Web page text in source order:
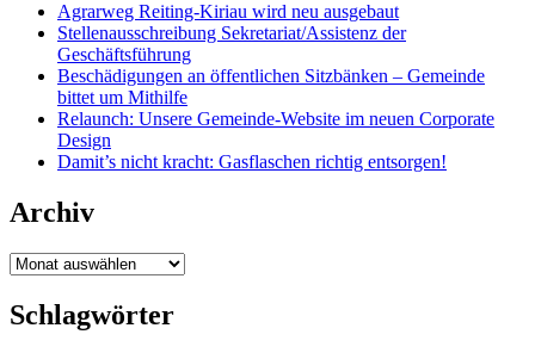
Agrarweg Reiting-Kiriau wird neu ausgebaut
Stellenausschreibung Sekretariat/Assistenz der
Geschäftsführung
Beschädigungen an öffentlichen Sitzbänken – Gemeinde
bittet um Mithilfe
Relaunch: Unsere Gemeinde-Website im neuen Corporate
Design
Damit’s nicht kracht: Gasflaschen richtig entsorgen!
Archiv
Archiv
Schlagwörter